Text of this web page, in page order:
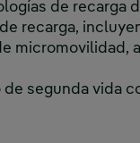
de recarga
recarga,
micromovilidad,
segunda vida